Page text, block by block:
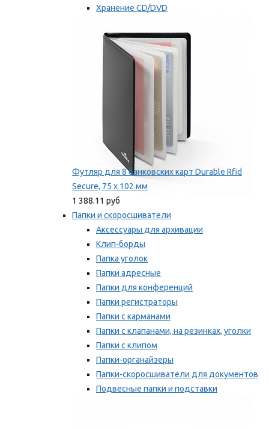
Хранение CD/DVD
Мы рекомендуем
Футляр для 8 банковских карт Durable Rfid
Secure, 75 х 102 мм
1 388.11 руб
Папки и скоросшиватели
Аксессуары для архивации
Клип-борды
Папка уголок
Папки адресные
Папки для конференций
Папки регистраторы
Папки с карманами
Папки с клапанами, на резинках, уголки
Папки с клипом
Папки-органайзеры
Папки-скоросшиватели для документов
Подвесные папки и подставки